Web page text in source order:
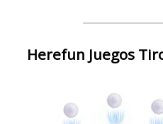
Herefun Juegos